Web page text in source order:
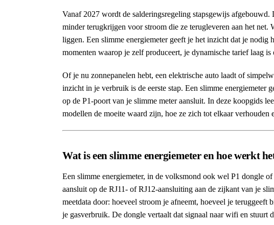
Vanaf 2027 wordt de salderingsregeling stapsgewijs afgebouwd.
minder terugkrijgen voor stroom die ze terugleveren aan het
liggen. Een slimme energiemeter geeft je het inzicht dat je nodig
momenten waarop je zelf produceert, je dynamische tarief laag
Of je nu zonnepanelen hebt, een elektrische auto laadt of
inzicht in je verbruik is de eerste stap. Een slimme energiemeter
op de P1-poort van je slimme meter aansluit. In deze koopgids
modellen de moeite waard zijn, hoe ze zich tot elkaar verhouden
Wat is een slimme energiemeter en hoe werkt
Een slimme energiemeter, in de volksmond ook wel P1 dongle
aansluit op de RJ11- of RJ12-aansluiting aan de zijkant van je
meetdata door: hoeveel stroom je afneemt, hoeveel je teruggeeft
je gasverbruik. De dongle vertaalt dat signaal naar wifi en stuurt